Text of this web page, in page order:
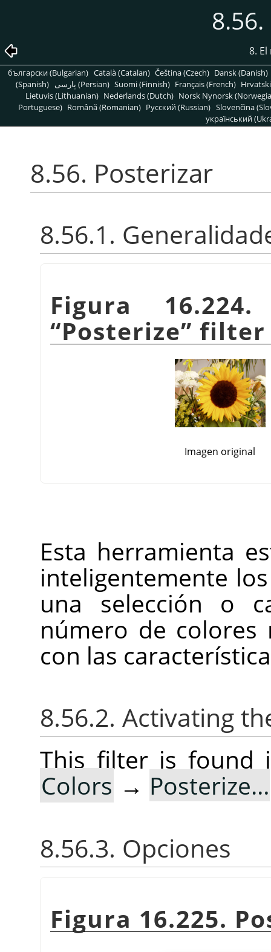
8.
български (Bulgarian) Català (Catalan) Čeština (Czech) Dansk (Danish)
(Spanish)
پارسی (Persian) Suomi (Finnish) Français (French)
Lietuvis (Lithuanian) Nederlands (Dutch) Norsk Nynorsk
Portuguese) Română (Romanian) Pусский (Russian) Slovenčina
український
8.56. Posterizar
8.56.1.
Figura
“Posterize” filter
Imagen original
Esta herramienta
inteligentemente
una selección o
número de colores
con las
8.56.2. Activating
This filter is found
Colors → Posterize…
8.56.3. Opciones
Figura 16.225.